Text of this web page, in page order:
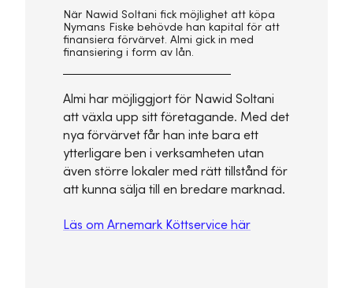
När Nawid Soltani fick möjlighet att köpa
Nymans Fiske behövde han kapital för att
finansiera förvärvet. Almi gick in med
finansiering i form av lån.
Almi har möjliggjort för Nawid Soltani
att växla upp sitt företagande. Med det
nya förvärvet får han inte bara ett
ytterligare ben i verksamheten utan
även större lokaler med rätt tillstånd för
att kunna sälja till en bredare marknad.
Läs om Arnemark Köttservice här